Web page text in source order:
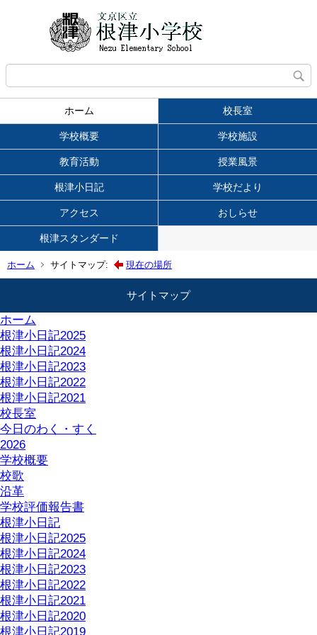
ホーム 校長室
学校概要 学校施設
教育活動 授業風景
根津小日記 学校だより
アクセス おしらせ
根津スタンダード
ホーム サイトマップ: 現在の場所
サイトマップ
ホーム
根津小日記2025
根津小日記2024
根津小日記2023
根津小日記2022
根津小日記2021
校長室
今日のわく・すく
2026
学校概要
校歌
沿革
学校評価報告書
根津小日記
根津小日記2025
根津小日記2024
根津小日記2023
根津小日記2022
根津小日記2021
根津小日記2020
根津小日記2019